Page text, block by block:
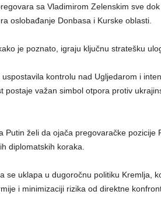
sa Vladimirom Zelenskim sve
oslobađanje Donbasa i Kurske oblasti.
je poznato, igraju ključnu stratešku
uspostavila kontrolu nad Ugljedarom i
postaje važan simbol otpora protiv
Putin želi da ojača pregovaračke
diplomatskih koraka.
se uklapa u dugoročnu politiku Kremlja,
i minimizaciji rizika od direktne